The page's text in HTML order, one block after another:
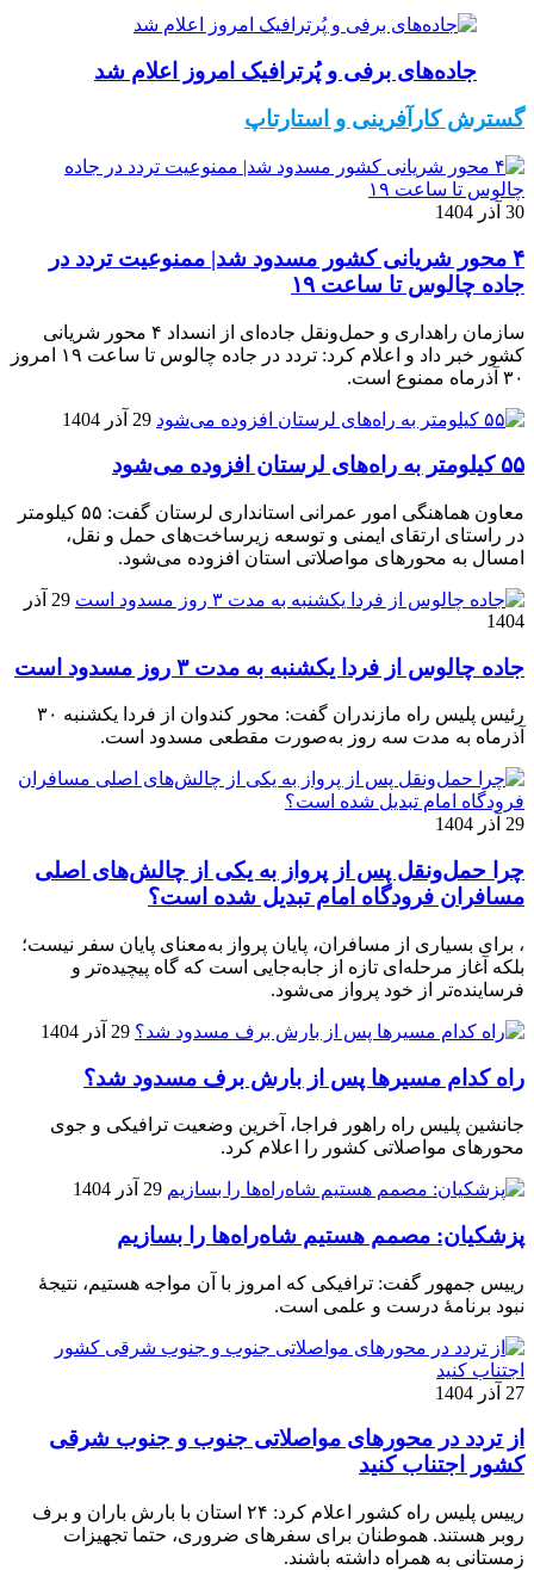
جاده‌های برفی و پُرترافیک امروز اعلام شد
گسترش کارآفرینی و استارتاپ
30 آذر 1404
۴ محور شریانی کشور مسدود شد| ممنوعیت تردد در
جاده چالوس تا ساعت ۱۹
سازمان راهداری و حمل‌ونقل جاده‌ای از انسداد ۴ محور شریانی
کشور خبر داد و اعلام کرد: تردد در جاده چالوس تا ساعت ۱۹ امروز
۳۰ آذرماه ممنوع است.
29 آذر 1404
۵۵ کیلومتر به راه‌های لرستان افزوده می‌شود
معاون هماهنگی امور عمرانی استانداری لرستان گفت: ۵۵ کیلومتر
در راستای ارتقای ایمنی و توسعه زیرساخت‌های حمل و نقل،
امسال به محورهای مواصلاتی استان افزوده می‌شود.
29 آذر
1404
جاده چالوس از فردا یکشنبه به مدت ۳ روز مسدود است
رئیس پلیس راه مازندران گفت: محور کندوان از فردا یکشنبه ۳۰
آذرماه به مدت سه روز به‌صورت مقطعی مسدود است.
29 آذر 1404
چرا حمل‌ونقل پس از پرواز به یکی از چالش‌های اصلی
مسافران فرودگاه امام تبدیل شده است؟
، برای بسیاری از مسافران، پایان پرواز به‌معنای پایان سفر نیست؛
بلکه آغاز مرحله‌ای تازه از جابه‌جایی است که گاه پیچیده‌تر و
فرساینده‌تر از خود پرواز می‌شود.
29 آذر 1404
راه کدام مسیرها پس از بارش برف مسدود شد؟
جانشین پلیس راه راهور فراجا، آخرین وضعیت ترافیکی و جوی
محورهای مواصلاتی کشور را اعلام کرد.
29 آذر 1404
پزشکیان: مصمم هستیم شاه‌راه‌ها را بسازیم
رییس جمهور گفت: ترافیکی که امروز با آن مواجه هستیم، نتیجۀ
نبود برنامۀ درست و علمی است.
27 آذر 1404
از تردد در محورهای مواصلاتی جنوب و جنوب شرقی
کشور اجتناب کنید
رییس پلیس راه کشور اعلام کرد: ۲۴ استان با بارش باران و برف
روبر هستند. هموطنان برای سفرهای ضروری، حتما تجهیزات
زمستانی به همراه داشته باشند.